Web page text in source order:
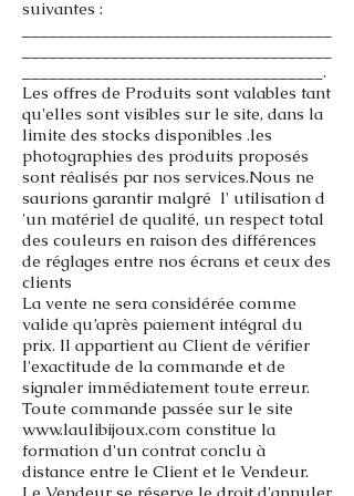
suivantes :
__________________________________.
Les offres de Produits sont valables tant
qu'elles sont visibles sur le site, dans la
limite des stocks disponibles .les
photographies des produits proposés
sont réalisés par nos services.Nous ne
saurions garantir malgré l' utilisation d
'un matériel de qualité, un respect total
des couleurs en raison des différences
de réglages entre nos écrans et ceux des
clients
La vente ne sera considérée comme
valide qu’après paiement intégral du
prix. Il appartient au Client de vérifier
l'exactitude de la commande et de
signaler immédiatement toute erreur.
Toute commande passée sur le site
www.laulibijoux.com constitue la
formation d'un contrat conclu à
distance entre le Client et le Vendeur.